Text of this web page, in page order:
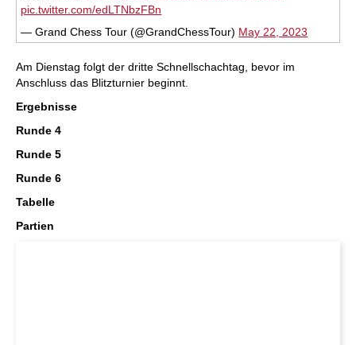
pic.twitter.com/edLTNbzFBn
— Grand Chess Tour (@GrandChessTour) May 22, 2023
Am Dienstag folgt der dritte Schnellschachtag, bevor im
Anschluss das Blitzturnier beginnt.
Ergebnisse
Runde 4
Runde 5
Runde 6
Tabelle
Partien